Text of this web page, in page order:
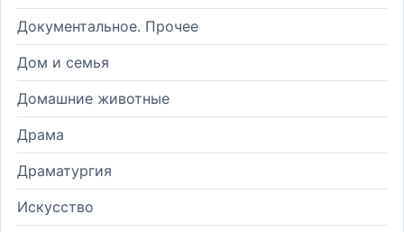
Документальное. Прочее
Дом и семья
Домашние животные
Драма
Драматургия
Искусство